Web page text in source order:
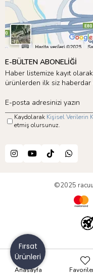
E-BÜLTEN ABONELİĞİ
Haber listemize kayıt
ürünlerden ilk siz haberdar
Kaydolarak Kişisel Verilerin
etmiş olursunuz.
©2025
Fırsat
Ürünleri
Anasayfa